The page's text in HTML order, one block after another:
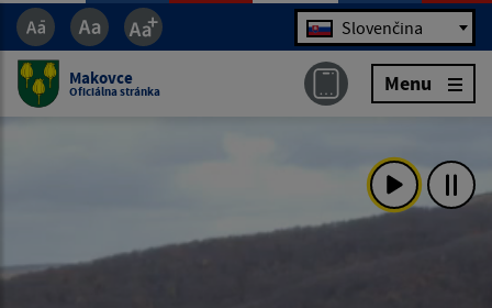
Jazyk Slovenčina
Makovce
Oficiálna stránka Menu